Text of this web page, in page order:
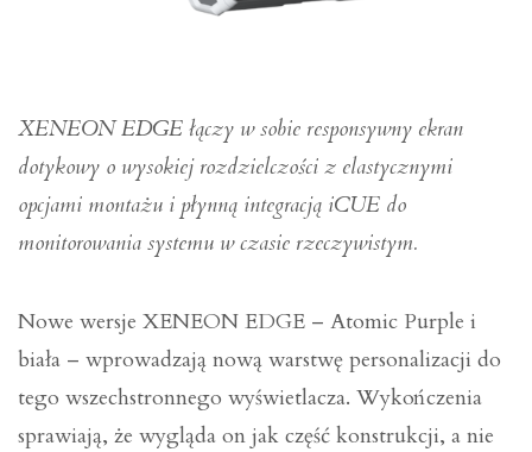
XENEON EDGE łączy w sobie responsywny ekran
dotykowy o wysokiej rozdzielczości z elastycznymi
opcjami montażu i płynną integracją iCUE do
monitorowania systemu w czasie rzeczywistym.
Nowe wersje XENEON EDGE – Atomic Purple i
biała – wprowadzają nową warstwę personalizacji do
tego wszechstronnego wyświetlacza. Wykończenia
sprawiają, że wygląda on jak część konstrukcji, a nie